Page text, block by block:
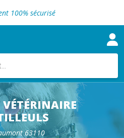
100% sécurisé
en clinique vétérinaire
vétérinaire
en clinique vétérinaire
en clinique
croquettes vétérinaire
63110